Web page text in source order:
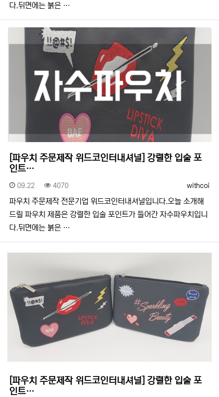
다.뒤면에는 붉은 …
[파우치 주문제작 위드코인터내셔널] 강렬한 입술 포
인트…
등록자
withcoi
등록일
09.22 조회
4070
​​파우치 주문제작 전문기업 위드코인터내셔널입니다.​​오늘 소개해
드릴 파우치 제품은 강렬한 입술 포인트가 들어간 자수파우치입니
다.뒤면에는 붉은 …
[파우치 주문제작 위드코인터내셔널] 강렬한 입술 포
인트…